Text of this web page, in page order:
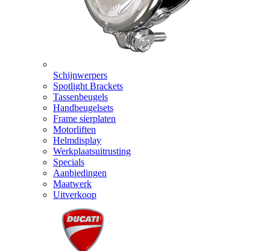
Schijnwerpers
Spotlight Brackets
Tassenbeugels
Handbeugelsets
Frame sierplaten
Motorliften
Helmdisplay
Werkplaatsuitrusting
Specials
Aanbiedingen
Maatwerk
Uitverkoop